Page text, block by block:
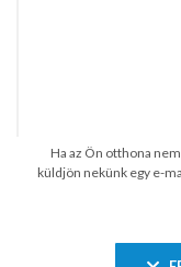
Ha az Ön otthona
küldjön nekünk egy e-